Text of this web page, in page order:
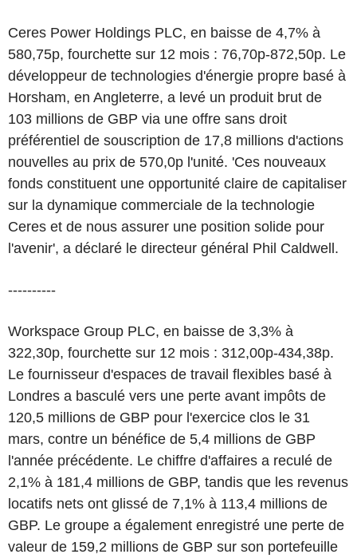
Ceres Power Holdings PLC, en baisse de 4,7% à
580,75p, fourchette sur 12 mois : 76,70p-872,50p. Le
développeur de technologies d'énergie propre basé à
Horsham, en Angleterre, a levé un produit brut de
103 millions de GBP via une offre sans droit
préférentiel de souscription de 17,8 millions d'actions
nouvelles au prix de 570,0p l'unité. 'Ces nouveaux
fonds constituent une opportunité claire de capitaliser
sur la dynamique commerciale de la technologie
Ceres et de nous assurer une position solide pour
l'avenir', a déclaré le directeur général Phil Caldwell.
----------
Workspace Group PLC, en baisse de 3,3% à
322,30p, fourchette sur 12 mois : 312,00p-434,38p.
Le fournisseur d'espaces de travail flexibles basé à
Londres a basculé vers une perte avant impôts de
120,5 millions de GBP pour l'exercice clos le 31
mars, contre un bénéfice de 5,4 millions de GBP
l'année précédente. Le chiffre d'affaires a reculé de
2,1% à 181,4 millions de GBP, tandis que les revenus
locatifs nets ont glissé de 7,1% à 113,4 millions de
GBP. Le groupe a également enregistré une perte de
valeur de 159,2 millions de GBP sur son portefeuille